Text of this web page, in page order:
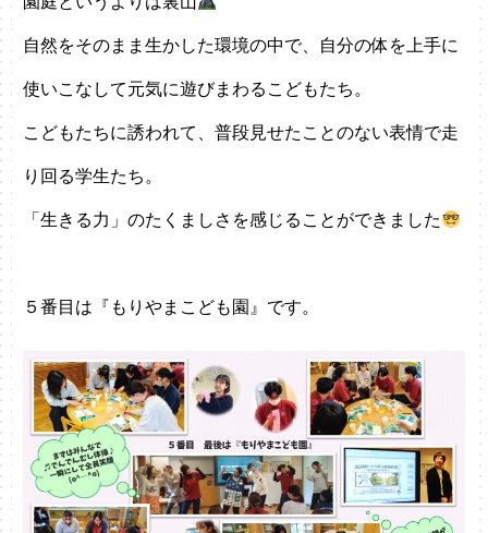
自然をそのまま生かした環境の中で、自分の体を上手に
使いこなして元気に遊びまわるこどもたち。
こどもたちに誘われて、普段見せたことのない表情で走
り回る学生たち。
「生きる力」のたくましさを感じることができました
５番目は『もりやまこども園』です。